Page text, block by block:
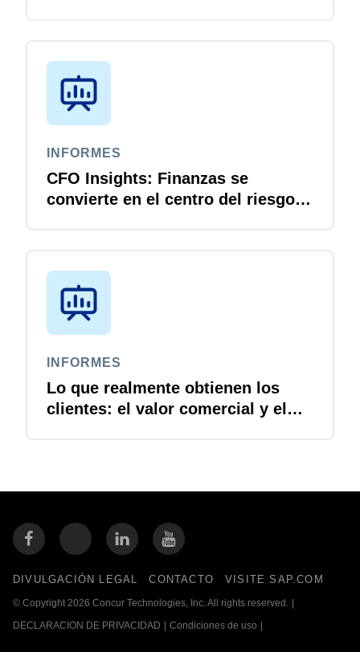
INFORMES
CFO Insights: Finanzas se
convierte en el centro del riesgo
INFORMES
Lo que realmente obtienen los
clientes: el valor comercial y el
DIVULGACIÓN LEGAL CONTACTO VISITE SAP.COM
© Copyright 2026 Concur Technologies, Inc. All rights reserved.
DECLARACION DE PRIVACIDAD
Condiciones de uso